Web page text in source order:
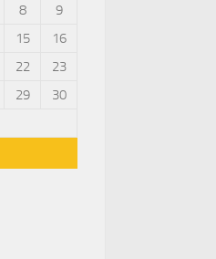
8
9
15
16
22
23
29
30